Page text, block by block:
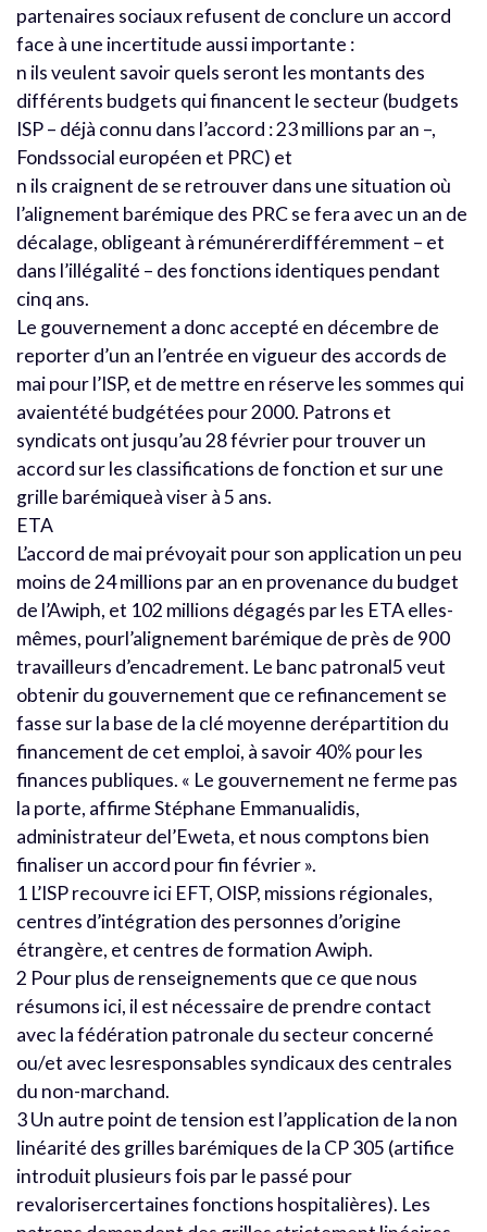
partenaires sociaux refusent de conclure un accord
face à une incertitude aussi importante :
n ils veulent savoir quels seront les montants des
différents budgets qui financent le secteur (budgets
ISP – déjà connu dans l’accord : 23 millions par an –,
Fondssocial européen et PRC) et
n ils craignent de se retrouver dans une situation où
l’alignement barémique des PRC se fera avec un an de
décalage, obligeant à rémunérerdifféremment – et
dans l’illégalité – des fonctions identiques pendant
cinq ans.
Le gouvernement a donc accepté en décembre de
reporter d’un an l’entrée en vigueur des accords de
mai pour l’ISP, et de mettre en réserve les sommes qui
avaientété budgétées pour 2000. Patrons et
syndicats ont jusqu’au 28 février pour trouver un
accord sur les classifications de fonction et sur une
grille barémiqueà viser à 5 ans.
ETA
L’accord de mai prévoyait pour son application un peu
moins de 24 millions par an en provenance du budget
de l’Awiph, et 102 millions dégagés par les ETA elles-
mêmes, pourl’alignement barémique de près de 900
travailleurs d’encadrement. Le banc patronal5 veut
obtenir du gouvernement que ce refinancement se
fasse sur la base de la clé moyenne derépartition du
financement de cet emploi, à savoir 40% pour les
finances publiques. « Le gouvernement ne ferme pas
la porte, affirme Stéphane Emmanualidis,
administrateur del’Eweta, et nous comptons bien
finaliser un accord pour fin février ».
1 L’ISP recouvre ici EFT, OISP, missions régionales,
centres d’intégration des personnes d’origine
étrangère, et centres de formation Awiph.
2 Pour plus de renseignements que ce que nous
résumons ici, il est nécessaire de prendre contact
avec la fédération patronale du secteur concerné
ou/et avec lesresponsables syndicaux des centrales
du non-marchand.
3 Un autre point de tension est l’application de la non
linéarité des grilles barémiques de la CP 305 (artifice
introduit plusieurs fois par le passé pour
revalorisercertaines fonctions hospitalières). Les